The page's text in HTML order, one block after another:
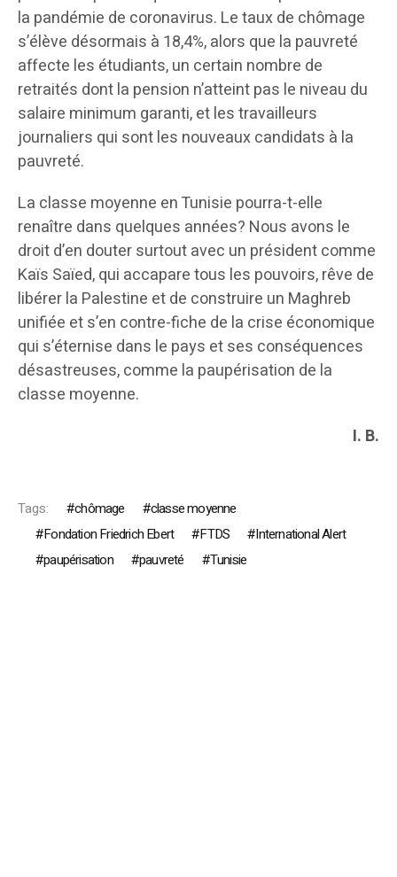
la pandémie de coronavirus. Le taux de chômage
s’élève désormais à 18,4%, alors que la pauvreté
affecte les étudiants, un certain nombre de
retraités dont la pension n’atteint pas le niveau du
salaire minimum garanti, et les travailleurs
journaliers qui sont les nouveaux candidats à la
pauvreté.
La classe moyenne en Tunisie pourra-t-elle
renaître dans quelques années? Nous avons le
droit d’en douter surtout avec un président comme
Kaïs Saïed, qui accapare tous les pouvoirs, rêve de
libérer la Palestine et de construire un Maghreb
unifiée et s’en contre-fiche de la crise économique
qui s’éternise dans le pays et ses conséquences
désastreuses, comme la paupérisation de la
classe moyenne.
I. B.
Tags: chômage
classe moyenne
Fondation Friedrich Ebert
FTDS
International Alert
paupérisation
pauvreté Tunisie